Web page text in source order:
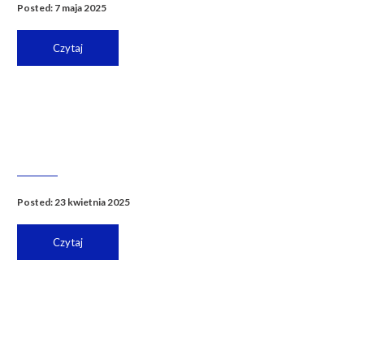
Posted: 7 maja 2025
Czytaj
Posted: 23 kwietnia 2025
Czytaj